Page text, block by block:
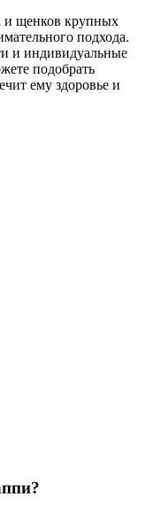
и щенков крупных
подхода.
и индивидуальные
подобрать
ему здоровье и